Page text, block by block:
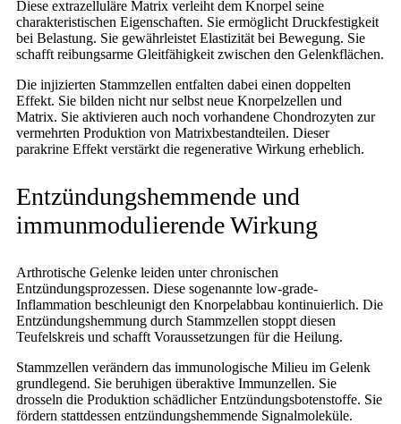
Diese extrazelluläre Matrix verleiht dem Knorpel seine
charakteristischen Eigenschaften. Sie ermöglicht Druckfestigkeit
bei Belastung. Sie gewährleistet Elastizität bei Bewegung. Sie
schafft reibungsarme Gleitfähigkeit zwischen den Gelenkflächen.
Die injizierten Stammzellen entfalten dabei einen doppelten
Effekt. Sie bilden nicht nur selbst neue Knorpelzellen und
Matrix. Sie aktivieren auch noch vorhandene Chondrozyten zur
vermehrten Produktion von Matrixbestandteilen. Dieser
parakrine Effekt verstärkt die regenerative Wirkung erheblich.
Entzündungshemmende und
immunmodulierende Wirkung
Arthrotische Gelenke leiden unter chronischen
Entzündungsprozessen. Diese sogenannte low-grade-
Inflammation beschleunigt den Knorpelabbau kontinuierlich. Die
Entzündungshemmung durch Stammzellen stoppt diesen
Teufelskreis und schafft Voraussetzungen für die Heilung.
Stammzellen verändern das immunologische Milieu im Gelenk
grundlegend. Sie beruhigen überaktive Immunzellen. Sie
drosseln die Produktion schädlicher Entzündungsbotenstoffe. Sie
fördern stattdessen entzündungshemmende Signalmoleküle.